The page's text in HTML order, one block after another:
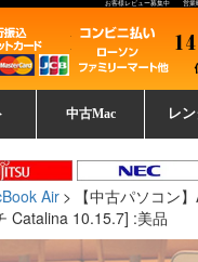
お客様レビュー募集中 営業
中古Mac レ
Air
【中古パソコン
Catalina 10.15.7] :美品